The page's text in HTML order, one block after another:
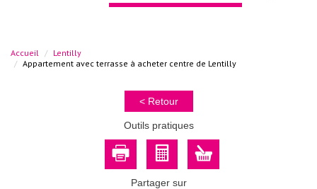
Accueil
Lentilly
Appartement avec terrasse à acheter centre de Lentilly
< Retour
Outils pratiques
Partager sur